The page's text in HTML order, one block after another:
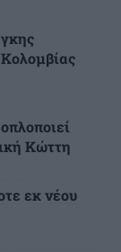
Κώττη
εκ νέου